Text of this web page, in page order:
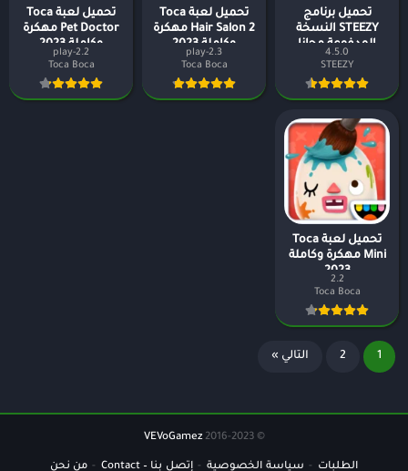
تحميل برنامج
STEEZY النسخة
المدفوعة مجانا
4.5.0
STEEZY
تحميل لعبة Toca
Hair Salon 2 مهكرة
وكاملة 2023
2.3-play
Toca Boca
تحميل لعبة Toca
Pet Doctor مهكرة
وكاملة 2023
2.2-play
Toca Boca
تحميل لعبة Toca
Mini مهكرة وكاملة
2023
2.2
Toca Boca
1
2 التالي »
© 2016-2023
VEVoGamez
الطلبات سياسة الخصوصية إتصل بنا – Contact من نحن